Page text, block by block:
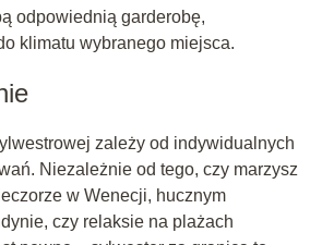
odpowiednią garderobę,
klimatu wybranego miejsca.
zależy od indywidualnych
Niezależnie od tego, czy marzysz
w Wenecji, hucznym
czy relaksie na plażach